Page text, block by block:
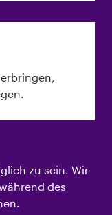
zu sein. Wir
des